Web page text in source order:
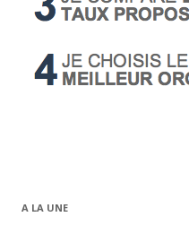
A LA UNE